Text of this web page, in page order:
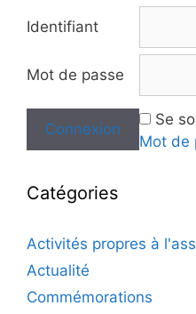
Identifiant
Mot de passe
Se
Mot de
Catégories
Activités propres à
Actualité
Commémorations